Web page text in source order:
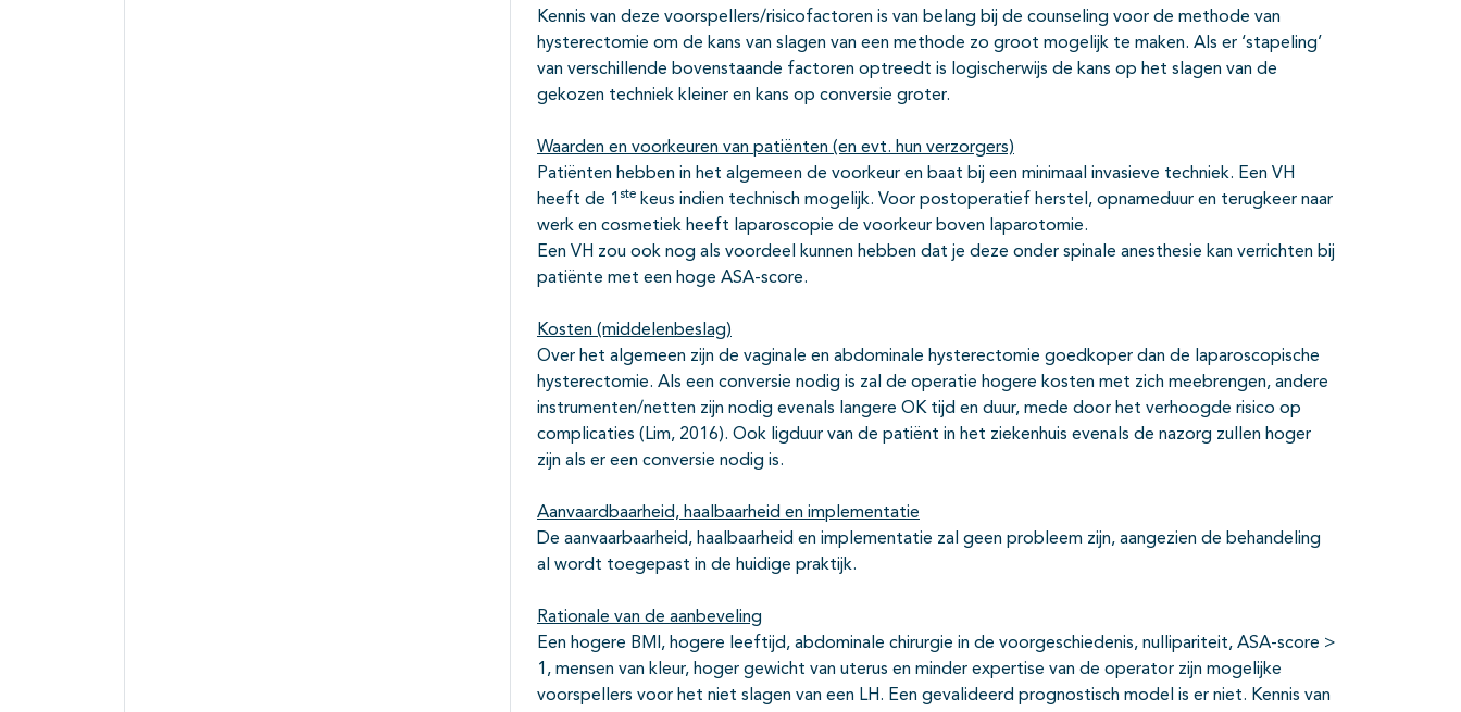
Kennis van deze voorspellers/risicofactoren is van belang bij de counseling voor de methode van
hysterectomie om de kans van slagen van een methode zo groot mogelijk te maken. Als er ‘stapeling’
van verschillende bovenstaande factoren optreedt is logischerwijs de kans op het slagen van de
gekozen techniek kleiner en kans op conversie groter.
Waarden en voorkeuren van patiënten (en evt. hun verzorgers)
Patiënten hebben in het algemeen de voorkeur en baat bij een minimaal invasieve techniek. Een VH
heeft de 1 ste keus indien technisch mogelijk. Voor postoperatief herstel, opnameduur en terugkeer naar
werk en cosmetiek heeft laparoscopie de voorkeur boven laparotomie.
Een VH zou ook nog als voordeel kunnen hebben dat je deze onder spinale anesthesie kan verrichten bij
patiënte met een hoge ASA-score.
Kosten (middelenbeslag)
Over het algemeen zijn de vaginale en abdominale hysterectomie goedkoper dan de laparoscopische
hysterectomie. Als een conversie nodig is zal de operatie hogere kosten met zich meebrengen, andere
instrumenten/netten zijn nodig evenals langere OK tijd en duur, mede door het verhoogde risico op
complicaties (Lim, 2016). Ook ligduur van de patiënt in het ziekenhuis evenals de nazorg zullen hoger
zijn als er een conversie nodig is.
Aanvaardbaarheid, haalbaarheid en implementatie
De aanvaarbaarheid, haalbaarheid en implementatie zal geen probleem zijn, aangezien de behandeling
al wordt toegepast in de huidige praktijk.
Rationale van de aanbeveling
Een hogere BMI, hogere leeftijd, abdominale chirurgie in de voorgeschiedenis, nullipariteit, ASA-score >
1, mensen van kleur, hoger gewicht van uterus en minder expertise van de operator zijn mogelijke
voorspellers voor het niet slagen van een LH. Een gevalideerd prognostisch model is er niet. Kennis van